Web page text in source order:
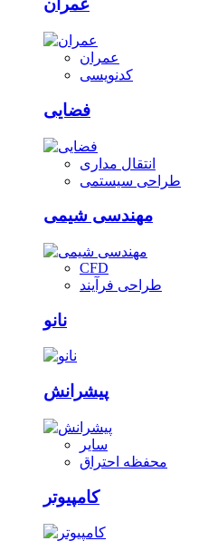
عمران
عمران
کدنویسی
فضایی
انتقال مداری
طراحی سیستمی
مهندسی شیمی
CFD
طراحی فرآیند
نانو
پیشرانش
سایر
محفظه احتراق
کامپیوتر